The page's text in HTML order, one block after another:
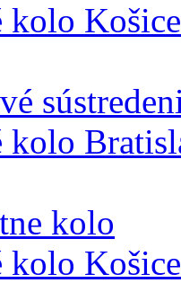
kolo Košice
kolo
kolo
kolo Košice